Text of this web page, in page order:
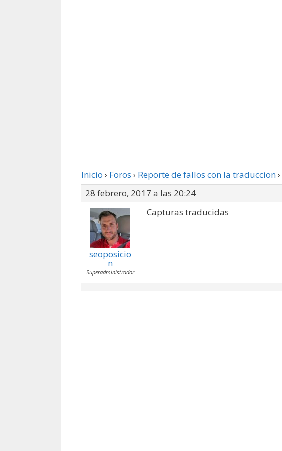
Inicio › Foros › Reporte de fallos con la traduccion›
28 febrero, 2017 a las 20:24
seoposicio
n
Superadministrador
Capturas traducidas